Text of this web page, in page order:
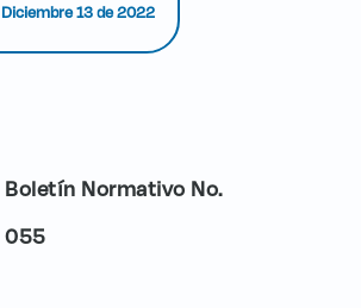
Diciembre 13 de 2022
Boletín Normativo No.
055